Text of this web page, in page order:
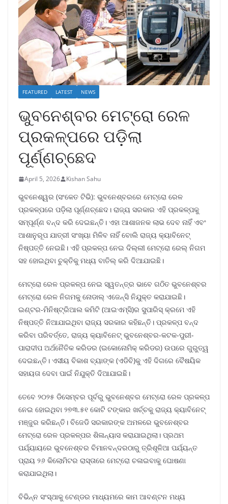
FEATURED LATEST NEWS
ଭୁବନେଶ୍ବର ମେଟ୍ରୋ ରେଳ
ପ୍ରକଳ୍ପରେ ପଡ଼ିଲା
ପୂର୍ଣ୍ଣଚ୍ଛେଦ
April 5, 2026 Kishan Sahu
ଭୁବନେଶ୍ୱର (ସଂକେତ ଟିଭି): ଭୁବନେଶ୍ବରରେ ମେଟ୍ରୋ ରେଳ
ପ୍ରକଳ୍ପରେ ପଡ଼ିଲା ପୂର୍ଣ୍ଣଚ୍ଛେଦ। ରାଜ୍ୟ ସରକାର ଏହି ପ୍ରକଳ୍ପକୁ
ସମ୍ପୂର୍ଣ୍ଣ ବନ୍ଦ କରି ଦେଇଛନ୍ତି। ଏହା ଆଶାଜନକ ଲାଭ ଦେବ ନାହିଁ ଏବଂ
ଆଶାନୁରୂପ ଯାତ୍ରୀ ସଂଖ୍ୟା ମିଳିବ ନାହିଁ ବୋଲି ରାଜ୍ୟ କ୍ୟାବିନେଟ୍
ନିଷ୍ପତ୍ତି ନେଇଛି। ଏହି ପ୍ରକଳ୍ପ ନେଇ ଦିଲ୍ଲୀ ମେଟ୍ରୋ ରେଲ୍ ନିଗମ
ସହ ହୋଇଥିବା ଚୁକ୍ତିକୁ ମଧ୍ୟ ବାତିଲ୍ କରି ଦିଆଯାଇଛି।
ମେଟ୍ରୋ ରେଳ ପ୍ରକଳ୍ପ ନେଇ ସ୍ୱତନ୍ତ୍ର ଭାବେ ଗଠିତ ଭୁବନେଶ୍ବର
ମେଟ୍ରୋ ରେଳ ନିଗମକୁ ନୋଡାଲ୍ ଏଜେନ୍ସି ନିଯୁକ୍ତ କରାଯାଇଛି।
ଇଣ୍ଟର-ମିନିଷ୍ଟ୍ରିଆଲ କମିଟି (ଆଇଏମ୍ସି)ର ସୁପାରିସ୍ କ୍ରମେ ଏହି
ନିଷ୍ପତ୍ତି ନିଆଯାଇଥିବା ରାଜ୍ୟ ସରକାର କହିଛନ୍ତି। ପ୍ରକଳ୍ପ ବନ୍ଦ
କରିବା ପରିବର୍ତ୍ତେ, ରାଜ୍ୟ କ୍ୟାବିନେଟ୍ ଭୁବନେଶ୍ବର-କଟକ-ପୁରୀ-
ପାରାଦୀପ ଅର୍ଥନୈତିକ କରିଡର (ଇକୋନୋମିକ୍ କରିଡର) ଉପରେ ଗୁରୁତ୍ୱ
ଦେଇଛନ୍ତି। ଏସୀୟ ବିକାଶ ବ୍ୟାଙ୍କ (ଏଡିବି)କୁ ଏହି ଦିଗରେ ବୈଷୟିକ
ସହାୟତା ଦେବା ପାଇଁ ନିଯୁକ୍ତି ଦିଆଯାଇଛି।
ତେବେ ୨୦୨୫ ଡିସେମ୍ବର ପୂର୍ବରୁ ଭୁବନେଶ୍ବର ମେଟ୍ରୋ ରେଳ ପ୍ରକଳ୍ପ
ନେଇ ହୋଇଥିବା ୨୭୩.୫୧ କୋଟି ଟଙ୍କାର ଖର୍ଚ୍ଚକୁ ରାଜ୍ୟ କ୍ୟାବିନେଟ୍
ମଞ୍ଜୁର କରିଛନ୍ତି। ବିଜେଡି ସରକାରଙ୍କ ଅମଳରେ ଭୁବନେଶ୍ବର
ମେଟ୍ରୋ ରେଳ ପ୍ରକଳ୍ପର ଶିଳାନ୍ୟାସ କରାଯାଇଥିଲା। ପ୍ରଥମ
ପର୍ଯ୍ୟାୟରେ ଭୁବନେଶ୍ବର ବିମାନବନ୍ଦରଠାରୁ ତ୍ରିଶୂଳିଆ ପର୍ଯ୍ୟନ୍ତ
ପ୍ରାୟ ୨୬ କିଲୋମିଟର ରାସ୍ତାରେ ମେଟ୍ରୋ ଚଳାଇବାକୁ ଘୋଷଣା
କରାଯାଇଥିଲା।
ବିଭିନ୍ନ ସଂସ୍ଥାକୁ ଟେଣ୍ଡର ମାଧ୍ୟମରେ କାମ ଆବଣ୍ଟନ ମଧ୍ୟ